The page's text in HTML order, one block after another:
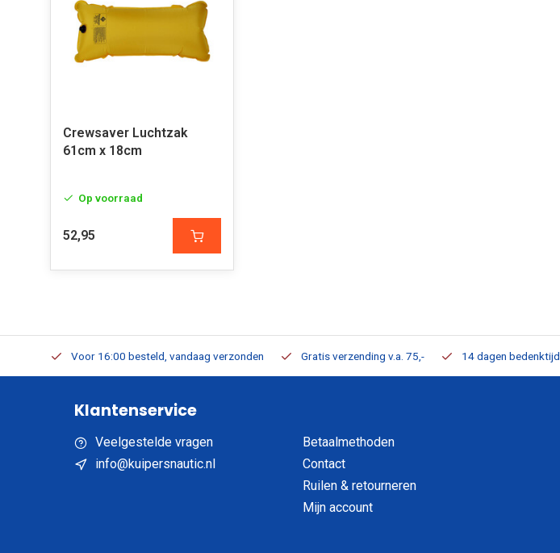
Crewsaver Luchtzak
61cm x 18cm
Op voorraad
52,95
Voor 16:00 besteld, vandaag verzonden Gratis verzending v.a. 75,- 14 dagen bedenktijd
Klantenservice
Veelgestelde vragen
info@kuipersnautic.nl
Betaalmethoden
Contact
Ruilen & retourneren
Mijn account